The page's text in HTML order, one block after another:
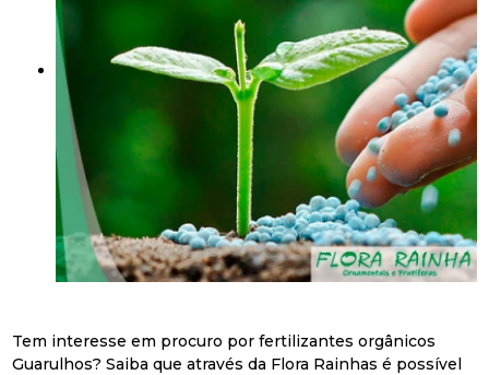
Tem interesse em procuro por fertilizantes orgânicos
Guarulhos? Saiba que através da Flora Rainhas é possível